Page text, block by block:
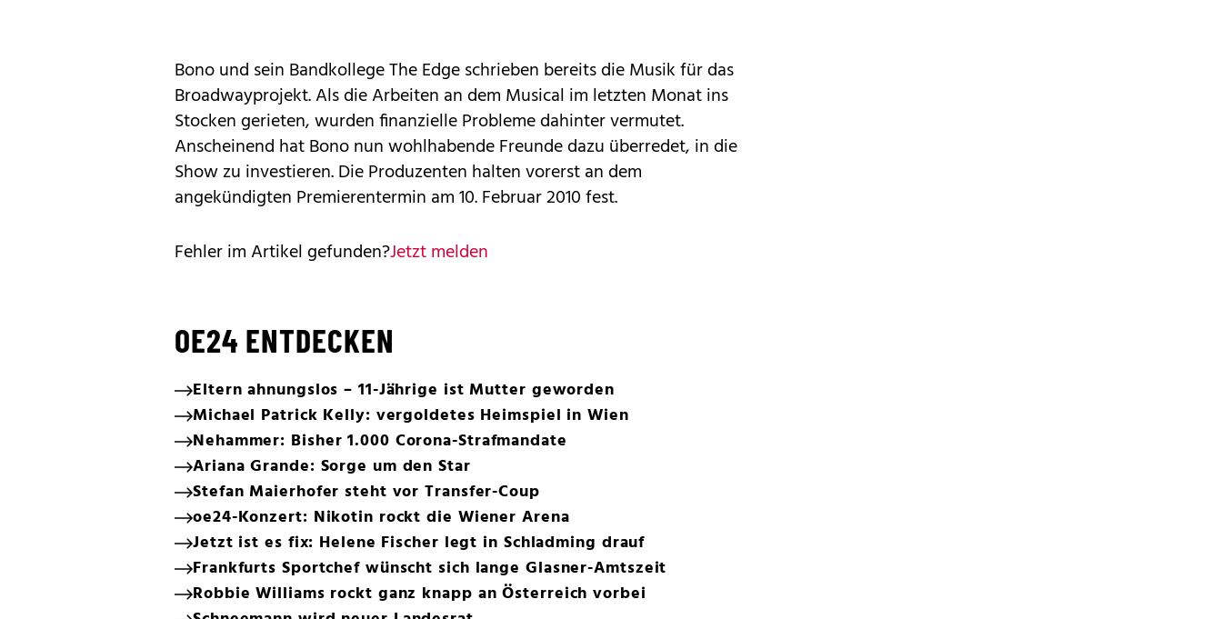
Bono und sein Bandkollege The Edge schrieben bereits die Musik für das
Broadwayprojekt. Als die Arbeiten an dem Musical im letzten Monat ins
Stocken gerieten, wurden finanzielle Probleme dahinter vermutet.
Anscheinend hat Bono nun wohlhabende Freunde dazu überredet, in die
Show zu investieren. Die Produzenten halten vorerst an dem
angekündigten Premierentermin am 10. Februar 2010 fest.
Fehler im Artikel gefunden?Jetzt melden
OE24 ENTDECKEN
Eltern ahnungslos – 11-Jährige ist Mutter geworden
Michael Patrick Kelly: vergoldetes Heimspiel in Wien
Nehammer: Bisher 1.000 Corona-Strafmandate
Ariana Grande: Sorge um den Star
Stefan Maierhofer steht vor Transfer-Coup
oe24-Konzert: Nikotin rockt die Wiener Arena
Jetzt ist es fix: Helene Fischer legt in Schladming drauf
Frankfurts Sportchef wünscht sich lange Glasner-Amtszeit
Robbie Williams rockt ganz knapp an Österreich vorbei